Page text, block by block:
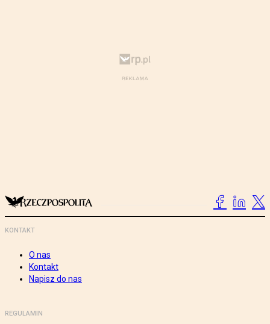
KONTAKT
O nas
Kontakt
Napisz do nas
REGULAMIN